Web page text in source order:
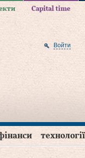
Capital time
Войти
технології